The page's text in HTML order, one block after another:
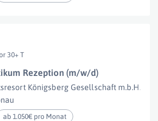
30+ T
Rezeption (m/w/d)
Königsberg Gesellschaft m.b.H.
ab 1.050€ pro Monat